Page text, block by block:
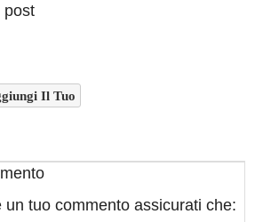
post
Il Tuo
un tuo commento assicurati che: